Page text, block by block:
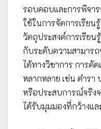
รอบคอบและการพิจา
ใช้ในการจัดการเรียน
วัตถุประสงค์การเรียน
กับระดับความสามารถ
ได้ทางวิชาการ การคั
หลากหลาย เช่น ตำร
หรือประสบการณ์จริง
ได้รับมุมมองที่กว้างแล